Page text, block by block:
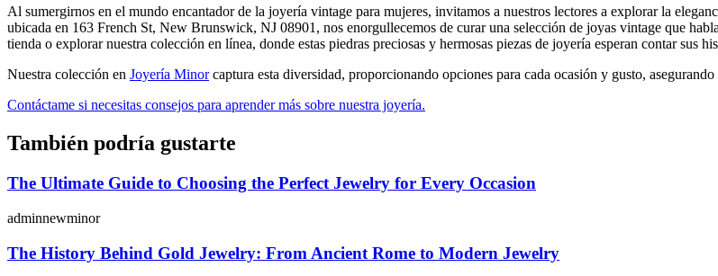
Al sumergirnos en el mundo encantador de la joyería vintage para mujeres, invitamos a nuestros lectores a explorar la
ubicada en 163 French St, New Brunswick, NJ 08901, nos enorgullecemos de curar una selección de joyas vintage que
tienda o explorar nuestra colección en línea, donde estas piedras preciosas y hermosas piezas de joyería esperan contar sus
Nuestra colección en Joyería Minorcaptura esta diversidad, proporcionando opciones para cada ocasión y gusto,
Contáctame si necesitas consejos para aprender más sobre nuestra joyería.
También podría gustarte
The Ultimate Guide to Choosing the Perfect Jewelry for Every Occasion
adminnewminor
The History Behind Gold Jewelry: From Ancient Rome to Modern Jewelry